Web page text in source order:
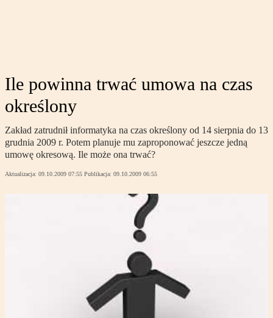
Ile powinna trwać umowa na czas
określony
Zakład zatrudnił informatyka na czas określony od 14 sierpnia do 13
grudnia 2009 r. Potem planuje mu zaproponować jeszcze jedną
umowę okresową. Ile może ona trwać?
Aktualizacja: 09.10.2009 07:55 Publikacja: 09.10.2009 06:55